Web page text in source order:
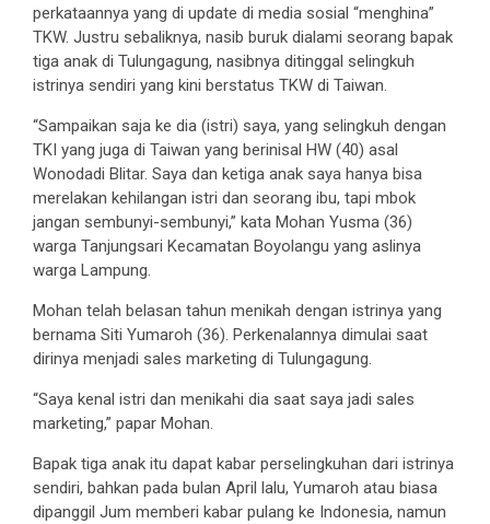
perkataannya yang di update di media sosial “menghina”
TKW. Justru sebaliknya, nasib buruk dialami seorang bapak
tiga anak di Tulungagung, nasibnya ditinggal selingkuh
istrinya sendiri yang kini berstatus TKW di Taiwan.
“Sampaikan saja ke dia (istri) saya, yang selingkuh dengan
TKI yang juga di Taiwan yang berinisal HW (40) asal
Wonodadi Blitar. Saya dan ketiga anak saya hanya bisa
merelakan kehilangan istri dan seorang ibu, tapi mbok
jangan sembunyi-sembunyi,” kata Mohan Yusma (36)
warga Tanjungsari Kecamatan Boyolangu yang aslinya
warga Lampung.
Mohan telah belasan tahun menikah dengan istrinya yang
bernama Siti Yumaroh (36). Perkenalannya dimulai saat
dirinya menjadi sales marketing di Tulungagung.
“Saya kenal istri dan menikahi dia saat saya jadi sales
marketing,” papar Mohan.
Bapak tiga anak itu dapat kabar perselingkuhan dari istrinya
sendiri, bahkan pada bulan April lalu, Yumaroh atau biasa
dipanggil Jum memberi kabar pulang ke Indonesia, namun